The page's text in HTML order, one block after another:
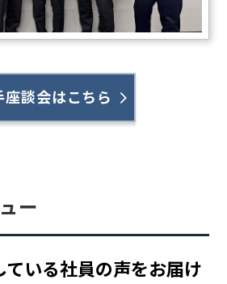
座談会はこちら
ー
いる社員の声をお届け